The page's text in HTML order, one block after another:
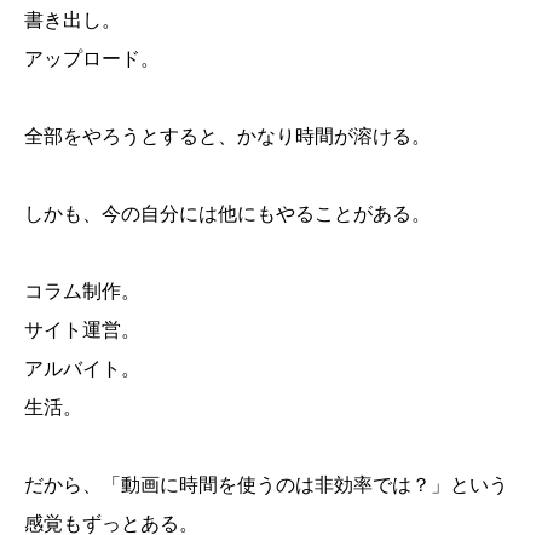
書き出し。
アップロード。
全部をやろうとすると、かなり時間が溶ける。
しかも、今の自分には他にもやることがある。
コラム制作。
サイト運営。
アルバイト。
生活。
だから、「動画に時間を使うのは非効率では？」という
感覚もずっとある。